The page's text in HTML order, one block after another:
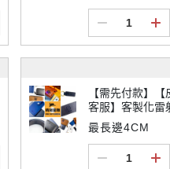
【需先付款】
客服】客製化雷
最長邊4CM